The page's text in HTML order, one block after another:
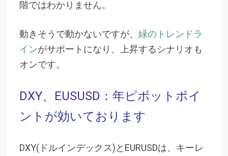
階ではわかりません。
動きそうで動かないですが、 緑のトレンドラ
インがサポートになり、上昇するシナリオも
オンです。
DXY、EUSUSD：年ピボットポイ
ントが効いております
DXY(ドルインデックス)とEURUSDは、キーレ